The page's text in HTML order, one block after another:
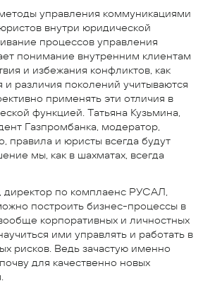
управления коммуникациями
внутри юридической
процессов управления
понимание внутренним клиентам
и избежания конфликтов, как
и различия поколений учитываются
применять эти отличия в
функцией. Татьяна Кузьмина,
Газпромбанка, модератор,
правила и юристы всегда будут
мы, как в шахматах, всегда
директор по комплаенс РУСАЛ,
построить бизнес-процессы в
корпоративных и личностных
ими управлять и работать в
рисков. Ведь зачастую именно
для качественно новых